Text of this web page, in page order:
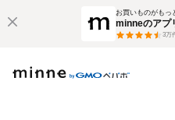
お買いものがもっ
minneのアプ
3万